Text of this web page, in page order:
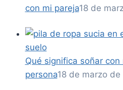
con mi pareja18 de
Qué significa soñar
persona18 de marzo de